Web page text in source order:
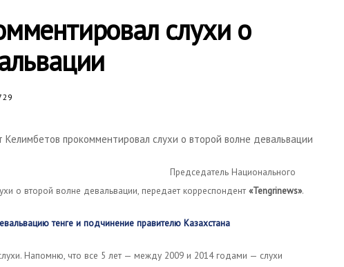
слухи о
прокомментировал слухи о второй волне девальвации
Председатель Национального
о второй волне девальвации, передает корреспондент «Tengrinews».
тенге и подчинение правителю Казахстана
Напомню, что все 5 лет — между 2009 и 2014 годами — слухи